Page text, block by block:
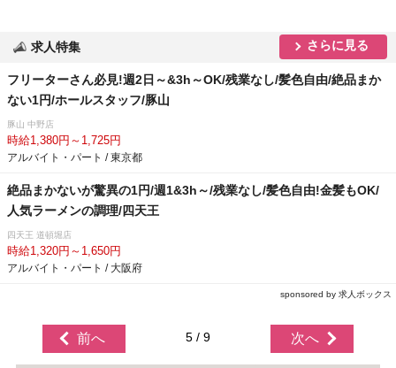
求人特集 さらに見る
フリーターさん必見!週2日～&3h～OK/残業なし/髪色自由/絶品まか
ない1円/ホールスタッフ/豚山
豚山 中野店
時給1,380円～1,725円
アルバイト・パート / 東京都
絶品まかないが驚異の1円/週1&3h～/残業なし/髪色自由!金髪もOK/
人気ラーメンの調理/四天王
四天王 道頓堀店
時給1,320円～1,650円
アルバイト・パート / 大阪府
sponsored by 求人ボックス
前へ 5 / 9 次へ